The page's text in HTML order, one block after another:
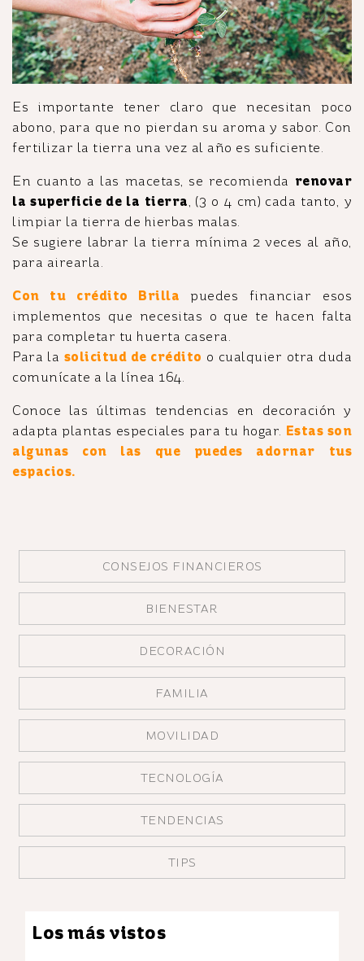
Es importante tener claro que necesitan poco
abono, para que no pierdan su aroma y sabor. Con
fertilizar la tierra una vez al año es suficiente.
En cuanto a las macetas, se recomienda renovar
la superficie de la tierra , (3 o 4 cm) cada tanto, y
limpiar la tierra de hierbas malas.
Se sugiere labrar la tierra mínima 2 veces al año,
para airearla.
Con tu crédito Brilla puedes financiar esos
implementos que necesitas o que te hacen falta
para completar tu huerta casera.
Para la solicitud de crédito o cualquier otra duda
comunícate a la línea 164.
Conoce las últimas tendencias en decoración y
adapta plantas especiales para tu hogar. Estas son
algunas con las que puedes adornar tus
espacios.
CONSEJOS FINANCIEROS
BIENESTAR
DECORACIÓN
FAMILIA
MOVILIDAD
TECNOLOGÍA
TENDENCIAS
TIPS
Los más vistos